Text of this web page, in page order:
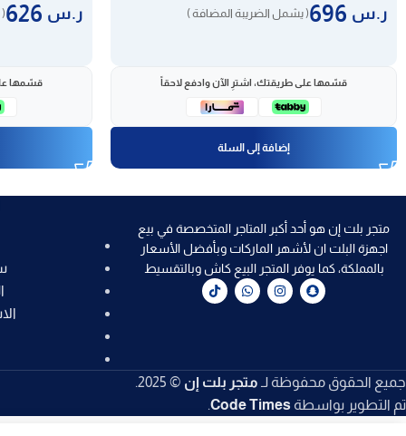
ر.س ( يشمل الضريبة المضافة )
قسّمها على طريقتك، اشترِ الآن وادفع لاحقاً
إضافة إلى السلة
ر.س
قسّمها
متجر بلت إن هو أحد أكبر المتاجر المتخصصة في بيع
اجهزة البلت ان لأشهر الماركات وبأفضل الأسعار
بالمملكة، كما يوفر المتجر البيع كاش وبالتقسيط
جميع الحقوق محفوظة لـ متجر بلت إن © 2025.
تم التطوير بواسطة Code Times
.